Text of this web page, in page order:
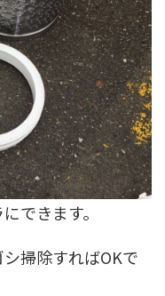
できます。
掃除すればOKで